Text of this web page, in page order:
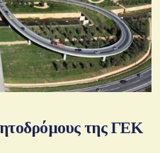
της ΓΕΚ